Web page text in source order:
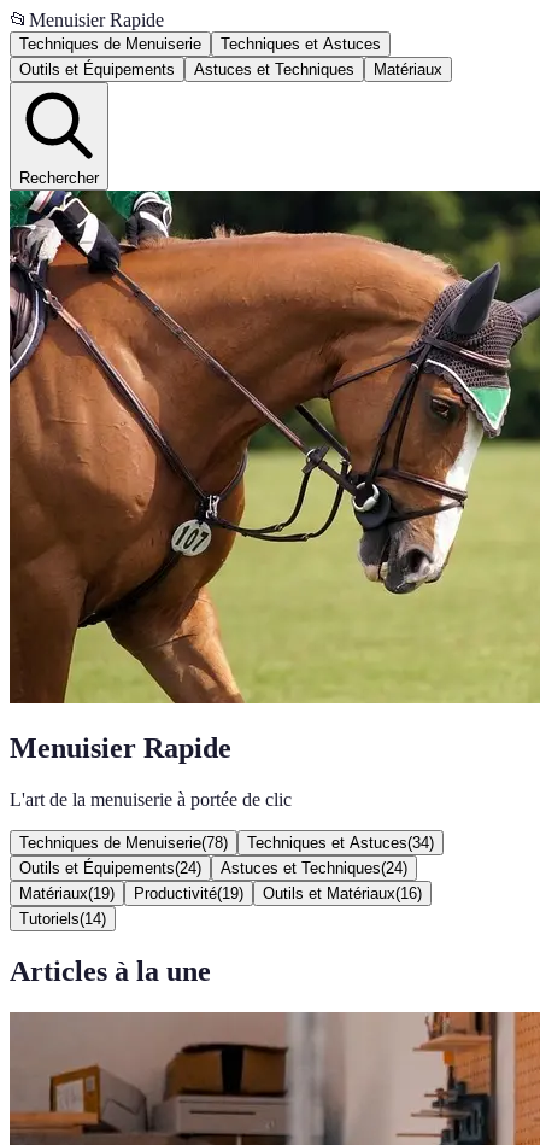
📂 Menuisier Rapide
Techniques de Menuiserie
Techniques et Astuces
Outils et Équipements
Astuces et Techniques Matériaux
Rechercher
Menuisier Rapide
L'art de la menuiserie à portée de clic
Techniques de Menuiserie(78) Techniques et Astuces(34)
Outils et Équipements(24) Astuces et Techniques(24)
Matériaux(19) Productivité(19) Outils et Matériaux(16)
Tutoriels(14)
Articles à la une